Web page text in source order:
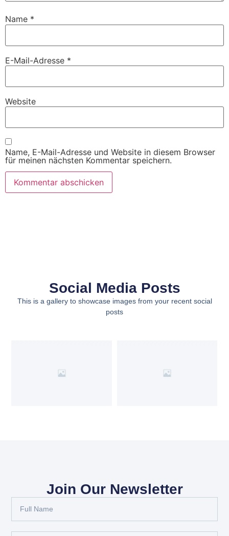
Name *
E-Mail-Adresse *
Website
Name, E-Mail-Adresse und Website in diesem Browser
für meinen nächsten Kommentar speichern.
Social Media Posts
This is a gallery to showcase images from your recent social
posts
Join Our Newsletter